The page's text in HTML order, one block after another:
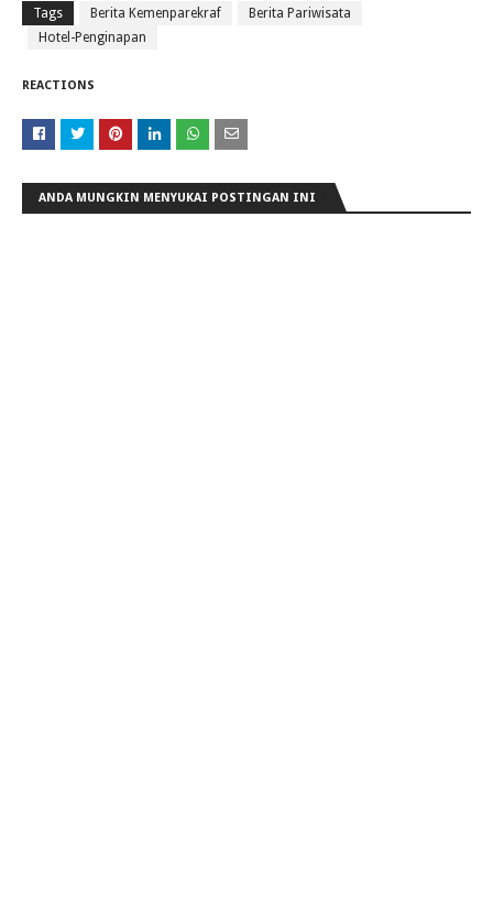
Tags Berita Kemenparekraf
Berita Pariwisata
Hotel-Penginapan
REACTIONS
ANDA MUNGKIN MENYUKAI POSTINGAN INI